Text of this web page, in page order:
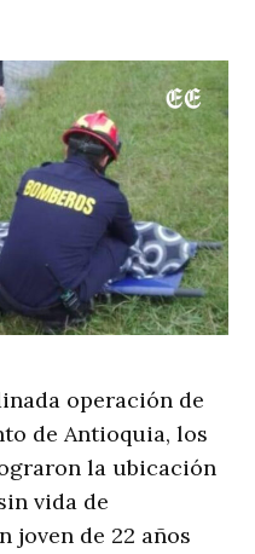
operación de
de Antioquia, los
la ubicación
vida de
joven de 22 años